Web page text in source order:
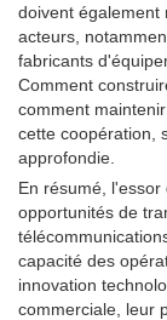
doivent également
acteurs,
fabricants
Comment
comment
cette coopération,
approfondie.
En résumé,
opportunités de
capacité des
innovation
commerciale, leur